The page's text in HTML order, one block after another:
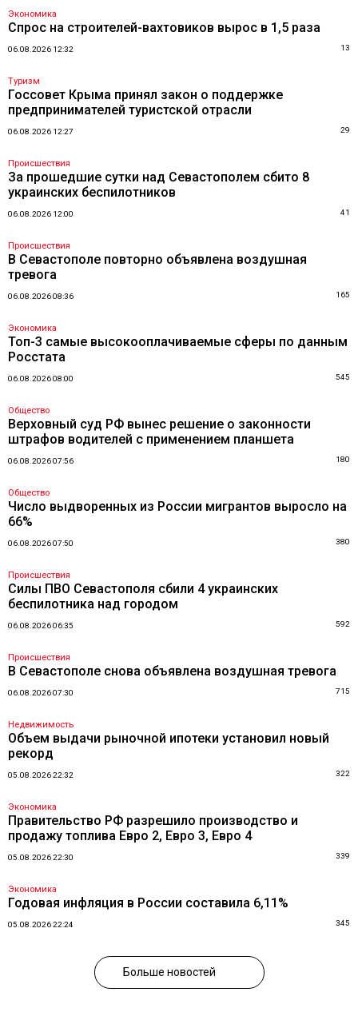
Экономика
Спрос на строителей-вахтовиков вырос в 1,5 раза
06.08.2026 12:32 13
Туризм
Госсовет Крыма принял закон о поддержке
предпринимателей туристской отрасли
06.08.2026 12:27 29
Происшествия
За прошедшие сутки над Севастополем сбито 8
украинских беспилотников
06.08.2026 12:00 41
Происшествия
В Севастополе повторно объявлена воздушная
тревога
06.08.2026 08:36 165
Экономика
Топ-3 самые высокооплачиваемые сферы по данным
Росстата
06.08.2026 08:00 545
Общество
Верховный суд РФ вынес решение о законности
штрафов водителей с применением планшета
06.08.2026 07:56 180
Общество
Число выдворенных из России мигрантов выросло на
66%
06.08.2026 07:50 380
Происшествия
Силы ПВО Севастополя сбили 4 украинских
беспилотника над городом
06.08.2026 06:35 592
Происшествия
В Севастополе снова объявлена воздушная тревога
06.08.2026 07:30 715
Недвижимость
Объем выдачи рыночной ипотеки установил новый
рекорд
05.08.2026 22:32 322
Экономика
Правительство РФ разрешило производство и
продажу топлива Евро 2, Евро 3, Евро 4
05.08.2026 22:30 339
Экономика
Годовая инфляция в России составила 6,11%
05.08.2026 22:24 345
Больше новостей